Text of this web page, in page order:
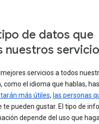
de datos que
nuestros
servicios a todos
el idioma que hablas,
más útiles, las personas
te pueden gustar. El tipo de
depende del uso que